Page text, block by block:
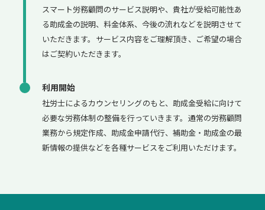
スマート労務顧問のサービス説明や、貴社が受給可能性あ
る助成金の説明、料金体系、今後の流れなどを説明させて
いただきます。サービス内容をご理解頂き、ご希望の場合
はご契約いただきます。
利用開始
社労士によるカウンセリングのもと、助成金受給に向けて
必要な労務体制の整備を行っていきます。通常の労務顧問
業務から規定作成、助成金申請代行、補助金・助成金の最
新情報の提供などを各種サービスをご利用いただけます。